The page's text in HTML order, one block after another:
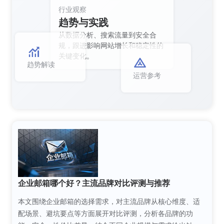
行业观察
趋势与实践
从数据分析、搜索流量到安全合
规，跟进影响网站增长和稳定性的
关键变化。
趋势解读
运营参考
企业邮箱哪个好？主流品牌对比评测与推荐
本文围绕企业邮箱的选择需求，对主流品牌从核心维度、适
配场景、避坑要点等方面展开对比评测，分析各品牌的功